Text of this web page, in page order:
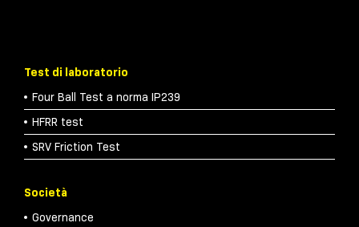
Test di laboratorio
Four Ball Test a norma IP239
HFRR test
SRV Friction Test
Società
Governance